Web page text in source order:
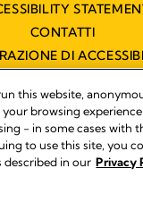
CONTATTI
DI
Pubblicato da
Legal Notice
socio unico P.IVA
di Medela AG !
this website,
browsing
- in some cases with
to use this site, you
described in our Privacy